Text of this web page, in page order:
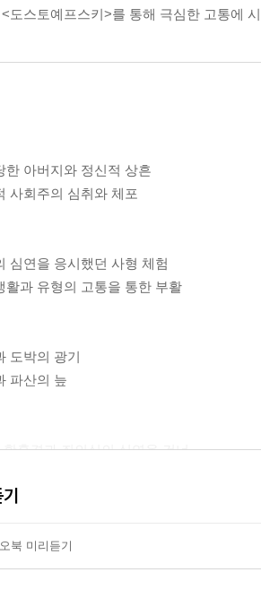
도스토예프스키>를 통해 극심한 고통에
한 아버지와 정신적 상흔
사회주의 심취와 체포
심연을 응시했던 사형 체험
활과 유형의 고통을 통한 부활
도박의 광기
파산의 늪
황홀경과 죄의식의 심연을 건너
북 미리듣기